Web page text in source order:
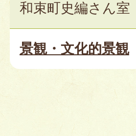
和束町史編さん室
景観・文化的景観